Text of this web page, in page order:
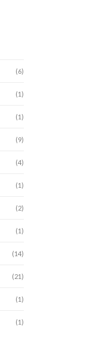
(6)
(1)
(1)
(9)
(4)
(1)
(2)
(1)
(14)
(21)
(1)
(1)